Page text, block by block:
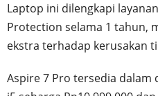
Laptop ini dilengkapi
Protection selama 1 tahun,
ekstra terhadap kerusakan
Aspire 7 Pro tersedia dalam